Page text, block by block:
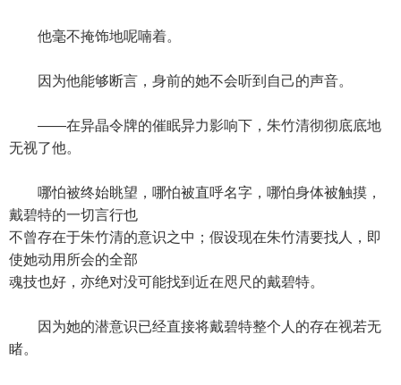
他毫不掩饰地呢喃着。
因为他能够断言，身前的她不会听到自己的声音。
——在异晶令牌的催眠异力影响下，朱竹清彻彻底底地
无视了他。
哪怕被终始眺望，哪怕被直呼名字，哪怕身体被触摸，
戴碧特的一切言行也
不曾存在于朱竹清的意识之中；假设现在朱竹清要找人，即
使她动用所会的全部
魂技也好，亦绝对没可能找到近在咫尺的戴碧特。
因为她的潜意识已经直接将戴碧特整个人的存在视若无
睹。